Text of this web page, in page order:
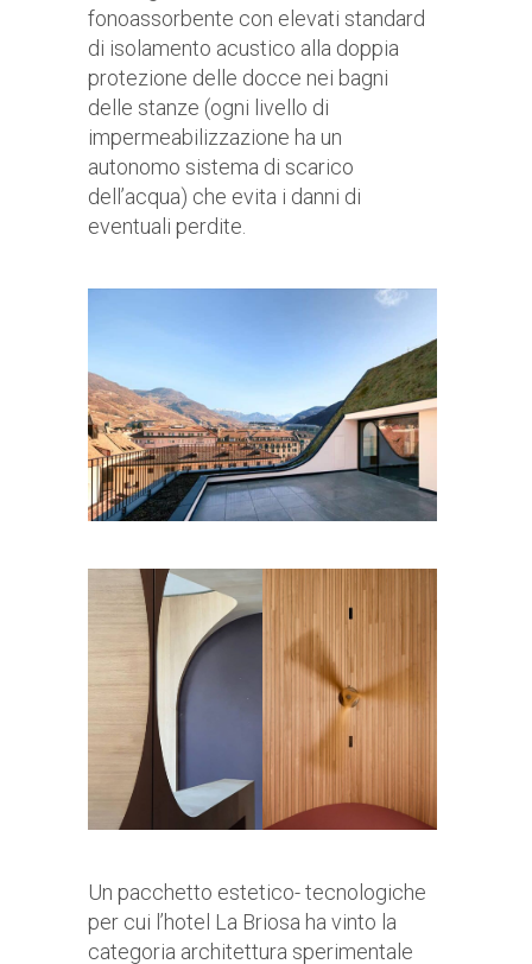
fonoassorbente con elevati standard
di isolamento acustico alla doppia
protezione delle docce nei bagni
delle stanze (ogni livello di
impermeabilizzazione ha un
autonomo sistema di scarico
dell’acqua) che evita i danni di
eventuali perdite.
Un pacchetto estetico- tecnologiche
per cui l’hotel La Briosa ha vinto la
categoria architettura sperimentale